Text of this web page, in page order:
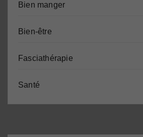
Bien manger
Bien-être
Fasciathérapie
Santé